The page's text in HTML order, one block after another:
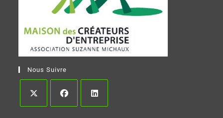
Nous Suivre